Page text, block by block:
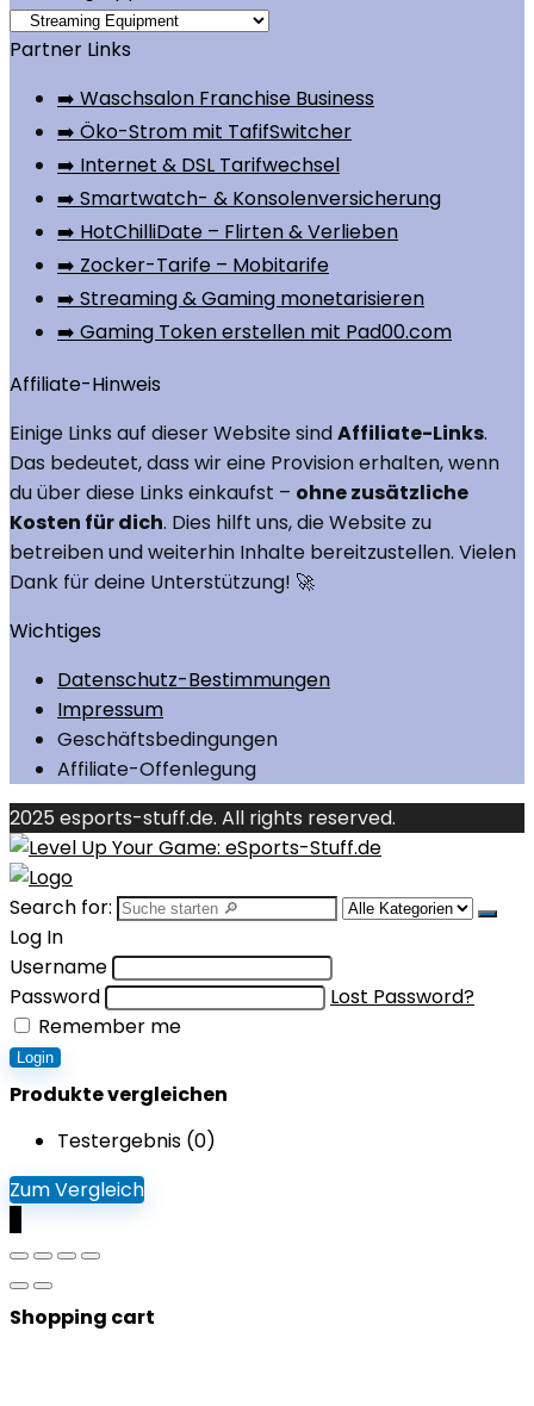
Partner Links
➡️ Waschsalon Franchise Business
➡️ Öko-Strom mit TafifSwitcher
➡️ Internet & DSL Tarifwechsel
➡️ Smartwatch- & Konsolenversicherung
➡️ HotChilliDate – Flirten & Verlieben
➡️ Zocker-Tarife – Mobitarife
➡️ Streaming & Gaming monetarisieren
➡️ Gaming Token erstellen mit Pad00.com
Affiliate-Hinweis
Einige Links auf dieser Website sindAffiliate-Links.
Das bedeutet, dass wir eine Provision erhalten, wenn
du über diese Links einkaufst – ohne zusätzliche
Kosten für dich. Dies hilft uns, die Website zu
betreiben und weiterhin Inhalte bereitzustellen. Vielen
Dank für deine Unterstützung! 🚀
Wichtiges
Datenschutz-Bestimmungen
Impressum
Geschäftsbedingungen
Affiliate-Offenlegung
2025 esports-stuff.de. All rights reserved.
Search for:
Log In
Username
Password
Lost Password?
Remember me
Login
Produkte vergleichen
Testergebnis (0)
Zum Vergleich
Shopping cart